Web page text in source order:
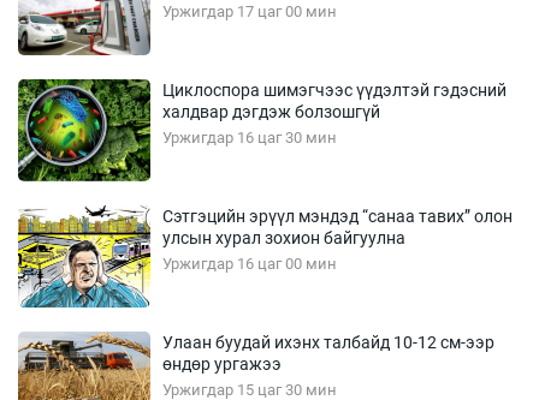
Уржигдар 17 цаг 00 мин
Циклоспора шимэгчээс үүдэлтэй гэдэсний
халдвар дэгдэж болзошгүй
Уржигдар 16 цаг 30 мин
Сэтгэцийн эрүүл мэндэд “санаа тавих” олон
улсын хурал зохион байгуулна
Уржигдар 16 цаг 00 мин
Улаан буудай ихэнх талбайд 10-12 см-ээр
өндөр ургажээ
Уржигдар 15 цаг 30 мин